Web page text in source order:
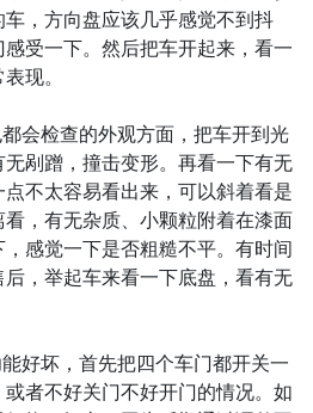
，方向盘应该几乎感觉不到抖
受一下。然后把车开起来，看一
现。
会检查的外观方面，把车开到光
剐蹭，撞击变形。再看一下有无
不太容易看出来，可以斜着看是
，有无杂质、小颗粒附着在漆面
感觉一下是否粗糙不平。有时间
，举起车来看一下底盘，看有无
好坏，首先把四个车门都开关一
者不好关门不好开门的情况。如